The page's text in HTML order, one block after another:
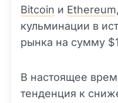
Bitcoin и Ethereum
кульминации в
рынка на сумму
В настоящее
тенденция к